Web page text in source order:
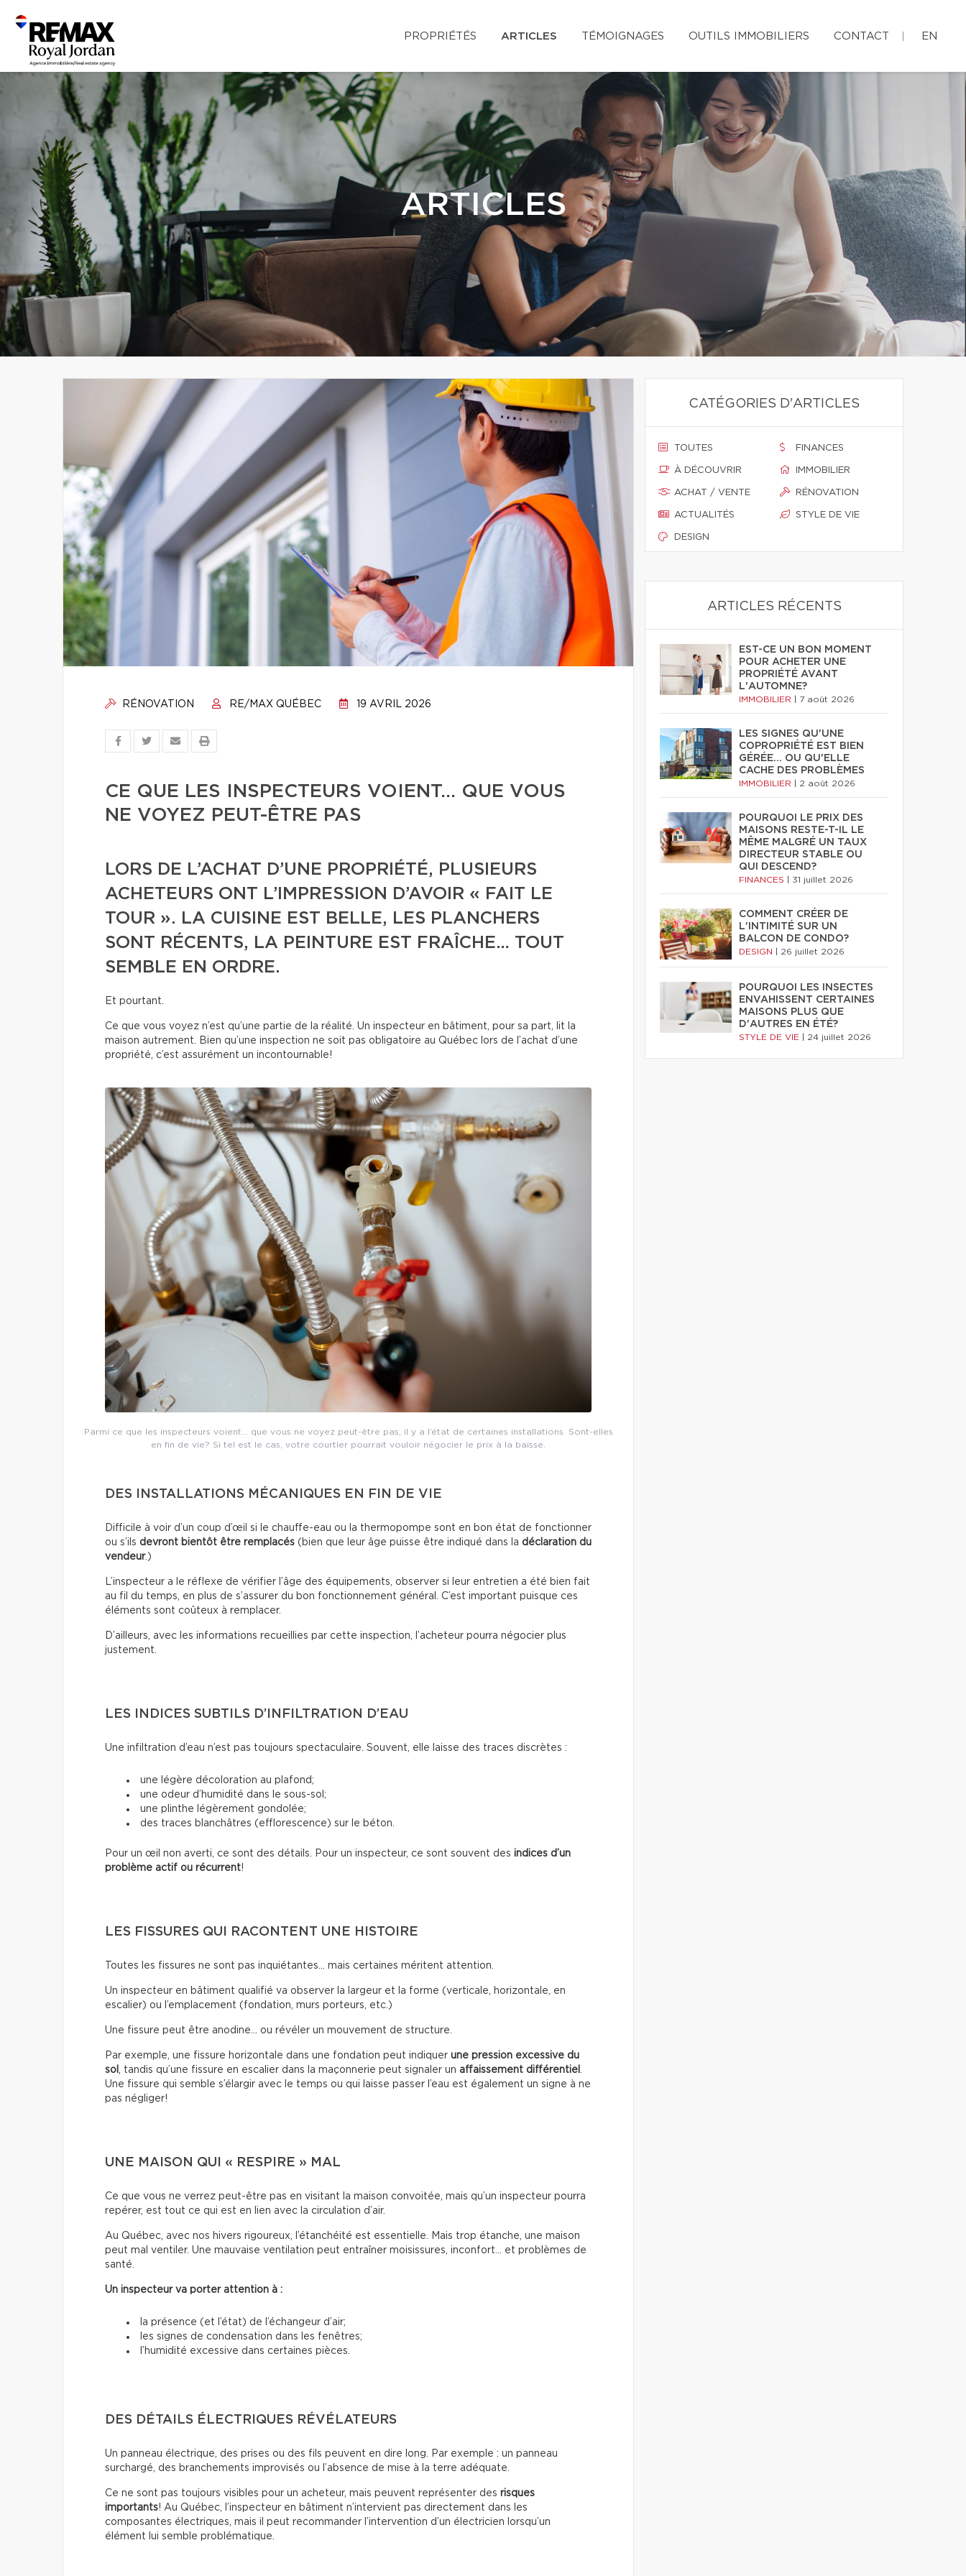
PROPRIÉTÉS ARTICLES TÉMOIGNAGES OUTILS IMMOBILIERS CONTACT EN
ARTICLES
RÉNOVATION RE/MAX QUÉBEC 19 AVRIL 2026
CE QUE LES INSPECTEURS VOIENT… QUE VOUS
NE VOYEZ PEUT-ÊTRE PAS
LORS DE L’ACHAT D’UNE PROPRIÉTÉ, PLUSIEURS
ACHETEURS ONT L’IMPRESSION D’AVOIR « FAIT LE
TOUR ». LA CUISINE EST BELLE, LES PLANCHERS
SONT RÉCENTS, LA PEINTURE EST FRAÎCHE… TOUT
SEMBLE EN ORDRE.
Et pourtant.
Ce que vous voyez n’est qu’une partie de la réalité. Un inspecteur en bâtiment, pour sa part, lit la
maison autrement. Bien qu’une inspection ne soit pas obligatoire au Québec lors de l’achat d’une
propriété, c’est assurément un incontournable!
Parmi ce que les inspecteurs voient… que vous ne voyez peut-être pas, il y a l’état de certaines installations. Sont-elles
en fin de vie? Si tel est le cas, votre courtier pourrait vouloir négocier le prix à la baisse.
DES INSTALLATIONS MÉCANIQUES EN FIN DE VIE
Difficile à voir d’un coup d’œil si le chauffe-eau ou la thermopompe sont en bon état de fonctionner
ou s’ils devront bientôt être remplacés (bien que leur âge puisse être indiqué dans la déclaration du
vendeur.)
L’inspecteur a le réflexe de vérifier l’âge des équipements, observer si leur entretien a été bien fait
au fil du temps, en plus de s’assurer du bon fonctionnement général. C’est important puisque ces
éléments sont coûteux à remplacer.
D’ailleurs, avec les informations recueillies par cette inspection, l’acheteur pourra négocier plus
justement.
LES INDICES SUBTILS D’INFILTRATION D’EAU
Une infiltration d’eau n’est pas toujours spectaculaire. Souvent, elle laisse des traces discrètes :
une légère décoloration au plafond;
une odeur d’humidité dans le sous-sol;
une plinthe légèrement gondolée;
des traces blanchâtres (efflorescence) sur le béton.
Pour un œil non averti, ce sont des détails. Pour un inspecteur, ce sont souvent des indices d’un
problème actif ou récurrent!
LES FISSURES QUI RACONTENT UNE HISTOIRE
Toutes les fissures ne sont pas inquiétantes… mais certaines méritent attention.
Un inspecteur en bâtiment qualifié va observer la largeur et la forme (verticale, horizontale, en
escalier) ou l’emplacement (fondation, murs porteurs, etc.)
Une fissure peut être anodine… ou révéler un mouvement de structure.
Par exemple, une fissure horizontale dans une fondation peut indiquer une pression excessive du
sol
, tandis qu’une fissure en escalier dans la maçonnerie peut signaler un affaissement différentiel
Une fissure qui semble s’élargir avec le temps ou qui laisse passer l’eau est également un signe à ne
pas négliger!
UNE MAISON QUI « RESPIRE » MAL
Ce que vous ne verrez peut-être pas en visitant la maison convoitée, mais qu’un inspecteur pourra
repérer, est tout ce qui est en lien avec la circulation d’air.
Au Québec, avec nos hivers rigoureux, l’étanchéité est essentielle. Mais trop étanche, une maison
peut mal ventiler. Une mauvaise ventilation peut entraîner moisissures, inconfort… et problèmes de
santé.
Un inspecteur va porter attention à :
la présence (et l’état) de l’échangeur d’air;
les signes de condensation dans les fenêtres;
l’humidité excessive dans certaines pièces.
DES DÉTAILS ÉLECTRIQUES RÉVÉLATEURS
Un panneau électrique, des prises ou des fils peuvent en dire long. Par exemple : un panneau
surchargé, des branchements improvisés ou l’absence de mise à la terre adéquate.
Ce ne sont pas toujours visibles pour un acheteur, mais peuvent représenter des risques
importants! Au Québec, l’inspecteur en bâtiment n’intervient pas directement dans les
composantes électriques, mais il peut recommander l’intervention d’un électricien lorsqu’un
élément lui semble problématique.
CATÉGORIES D'ARTICLES
TOUTES
À DÉCOUVRIR
ACHAT / VENTE
ACTUALITÉS
DESIGN
FINANCES
IMMOBILIER
RÉNOVATION
STYLE DE VIE
ARTICLES RÉCENTS
EST-CE UN BON MOMENT
POUR ACHETER UNE
PROPRIÉTÉ AVANT
L'AUTOMNE?
IMMOBILIER 7 août 2026
LES SIGNES QU'UNE
COPROPRIÉTÉ EST BIEN
GÉRÉE… OU QU'ELLE
CACHE DES PROBLÈMES
IMMOBILIER 2 août 2026
POURQUOI LE PRIX DES
MAISONS RESTE-T-IL LE
MÊME MALGRÉ UN TAUX
DIRECTEUR STABLE OU
QUI DESCEND?
FINANCES 31 juillet 2026
COMMENT CRÉER DE
L'INTIMITÉ SUR UN
BALCON DE CONDO?
DESIGN 26 juillet 2026
POURQUOI LES INSECTES
ENVAHISSENT CERTAINES
MAISONS PLUS QUE
D'AUTRES EN ÉTÉ?
STYLE DE VIE 24 juillet 2026